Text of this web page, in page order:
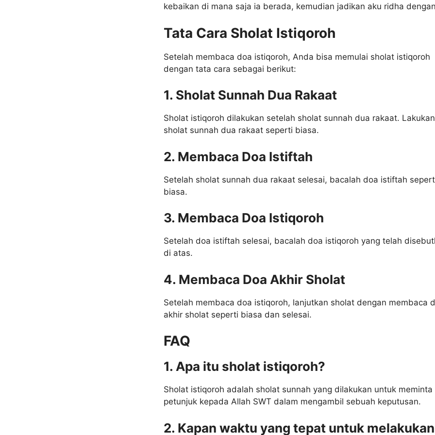
kebaikan di mana saja ia berada, kemudian jadikan aku ridha
Tata Cara Sholat Istiqoroh
Setelah membaca doa istiqoroh, Anda bisa memulai sholat istiqoroh
dengan tata cara sebagai berikut:
1. Sholat Sunnah Dua Rakaat
Sholat istiqoroh dilakukan setelah sholat sunnah dua rakaat. Lakukan
sholat sunnah dua rakaat seperti biasa.
2. Membaca Doa Istiftah
Setelah sholat sunnah dua rakaat selesai, bacalah doa istiftah
biasa.
3. Membaca Doa Istiqoroh
Setelah doa istiftah selesai, bacalah doa istiqoroh yang telah
di atas.
4. Membaca Doa Akhir Sholat
Setelah membaca doa istiqoroh, lanjutkan sholat dengan membaca
akhir sholat seperti biasa dan selesai.
FAQ
1. Apa itu sholat istiqoroh?
Sholat istiqoroh adalah sholat sunnah yang dilakukan untuk meminta
petunjuk kepada Allah SWT dalam mengambil sebuah keputusan.
2. Kapan waktu yang tepat untuk melakukan